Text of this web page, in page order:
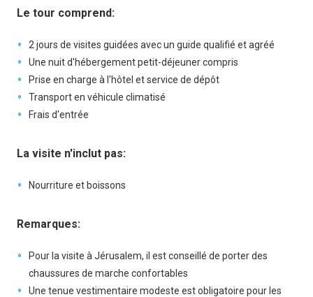
Le tour comprend:
2 jours de visites guidées avec un guide qualifié et agréé
Une nuit d'hébergement petit-déjeuner compris
Prise en charge à l'hôtel et service de dépôt
Transport en véhicule climatisé
Frais d'entrée
La visite n'inclut pas:
Nourriture et boissons
Remarques:
Pour la visite à Jérusalem, il est conseillé de porter des
chaussures de marche confortables
Une tenue vestimentaire modeste est obligatoire pour les